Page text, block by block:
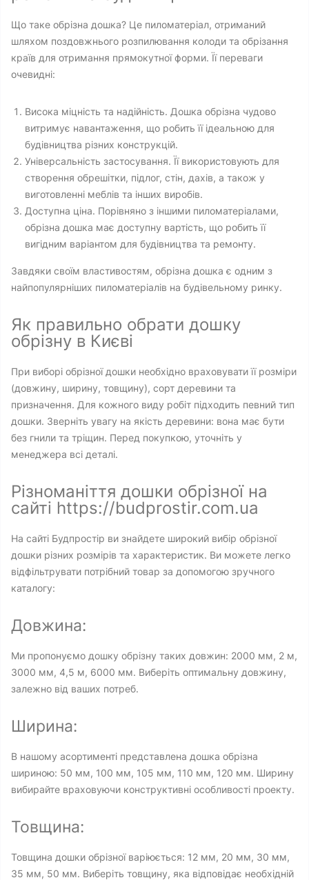
Що таке обрізна дошка? Це пиломатеріал, отриманий
шляхом поздовжнього розпилювання колоди та обрізання
країв для отримання прямокутної форми. Її переваги
очевидні:
Висока міцність та надійність. Дошка обрізна чудово
витримує навантаження, що робить її ідеальною для
будівництва різних конструкцій.
Універсальність застосування. Її використовують для
створення обрешітки, підлог, стін, дахів, а також у
виготовленні меблів та інших виробів.
Доступна ціна. Порівняно з іншими пиломатеріалами,
обрізна дошка має доступну вартість, що робить її
вигідним варіантом для будівництва та ремонту.
Завдяки своїм властивостям, обрізна дошка є одним з
найпопулярніших пиломатеріалів на будівельному ринку.
Як правильно обрати дошку
обрізну в Києві
При виборі обрізної дошки необхідно враховувати її розміри
(довжину, ширину, товщину), сорт деревини та
призначення. Для кожного виду робіт підходить певний тип
дошки. Зверніть увагу на якість деревини: вона має бути
без гнили та тріщин. Перед покупкою, уточніть у
менеджера всі деталі.
Різноманіття дошки обрізної на
сайті https://budprostir.com.ua
На сайті Будпростір ви знайдете широкий вибір обрізної
дошки різних розмірів та характеристик. Ви можете легко
відфільтрувати потрібний товар за допомогою зручного
каталогу:
Довжина:
Ми пропонуємо дошку обрізну таких довжин: 2000 мм, 2 м,
3000 мм, 4,5 м, 6000 мм. Виберіть оптимальну довжину,
залежно від ваших потреб.
Ширина:
В нашому асортименті представлена дошка обрізна
шириною: 50 мм, 100 мм, 105 мм, 110 мм, 120 мм. Ширину
вибирайте враховуючи конструктивні особливості проекту.
Товщина:
Товщина дошки обрізної варіюється: 12 мм, 20 мм, 30 мм,
35 мм, 50 мм. Виберіть товщину, яка відповідає необхідній